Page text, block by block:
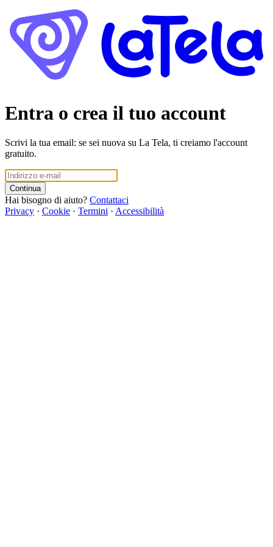
Entra o crea il tuo account
Scrivi la tua email: se sei nuova su La Tela, ti creiamo l'account
gratuito.
Continua
Hai bisogno di aiuto? Contattaci
Privacy · Cookie · Termini · Accessibilità